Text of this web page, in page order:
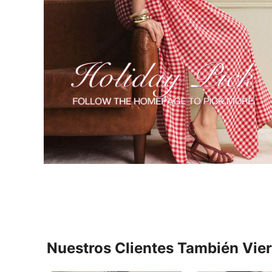
Nuestros Clientes También